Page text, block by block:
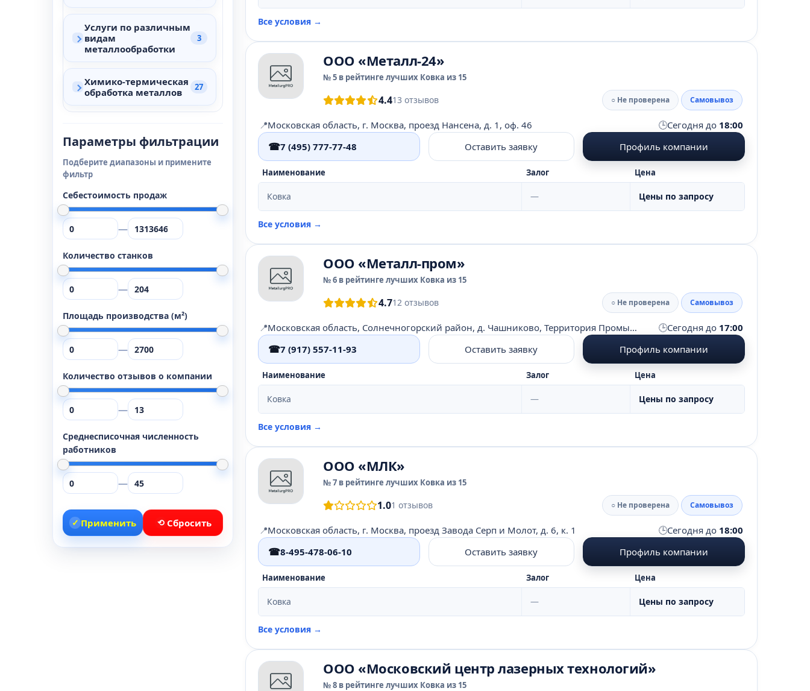
Услуги по различным
видам
металлообработки
3
Химико-термическая
обработка металлов
27
Параметры фильтрации
Подберите диапазоны и примените
фильтр
Себестоимость продаж
—
Количество станков
—
Площадь производства (м²)
—
Количество отзывов о компании
—
Среднесписочная численность
работников
—
✓ Применить ⟲ Сбросить
Все условия →
ООО «Металл-24»
№ 5 в рейтинге лучших Ковка из 15
4.413 отзывов ○ Не проверена Самовывоз
📍Московская область, г. Москва, проезд Нансена, д. 1, оф. 46 🕒Сегодня до 18:00
☎7 (495) 777-77-48 Оставить заявку Профиль компании
Наименование Залог Цена
Ковка — Цены по запросу
Все условия →
ООО «Металл-пром»
№ 6 в рейтинге лучших Ковка из 15
4.712 отзывов ○ Не проверена Самовывоз
📍 Московская область, Солнечногорский район, д. Чашниково, Территория Промышленная зона Чашниково, стр. 1 🕒Сегодня до 17:00
☎7 (917) 557-11-93 Оставить заявку Профиль компании
Наименование Залог Цена
Ковка — Цены по запросу
Все условия →
ООО «МЛК»
№ 7 в рейтинге лучших Ковка из 15
1.01 отзывов ○ Не проверена Самовывоз
📍Московская область, г. Москва, проезд Завода Серп и Молот, д. 6, к. 1 🕒Сегодня до 18:00
☎8-495-478-06-10 Оставить заявку Профиль компании
Наименование Залог Цена
Ковка — Цены по запросу
Все условия →
ООО «Московский центр лазерных технологий»
№ 8 в рейтинге лучших Ковка из 15